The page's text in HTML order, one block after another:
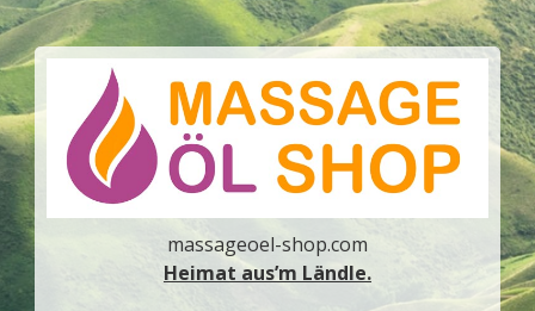
massageoel-shop.com
Heimat aus’m Ländle.